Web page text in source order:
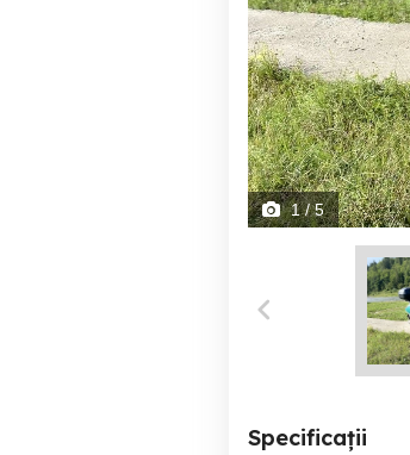
1/ 5
Specificații